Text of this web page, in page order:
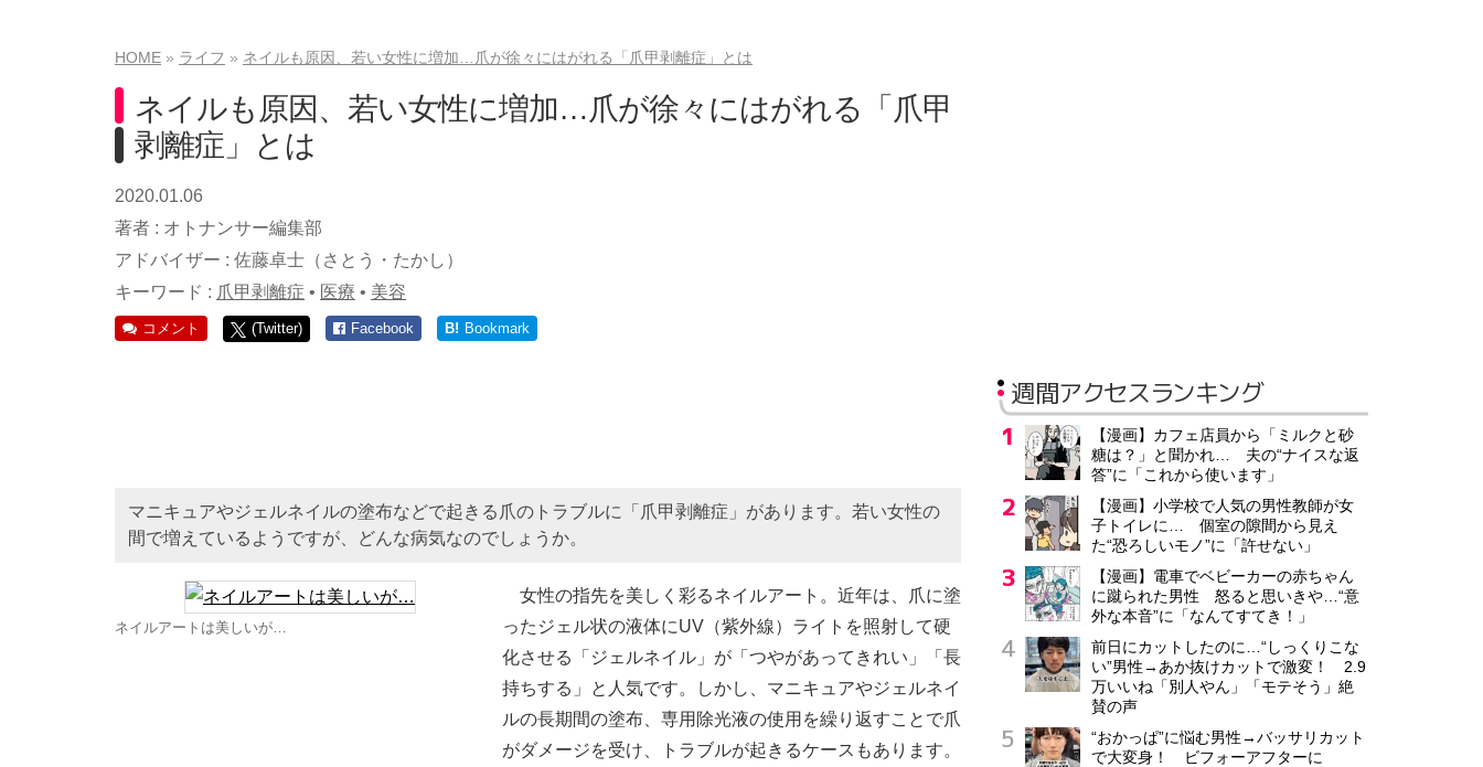
HOME ライフ ネイルも原因、若い女性に増加…爪が徐々にはがれる「爪甲剥離症」とは
ネイルも原因、若い女性に増加…爪が徐々にはがれる「爪甲
剥離症」とは
2020.01.06
著者 : オトナンサー編集部
アドバイザー : 佐藤卓士（さとう・たかし）
キーワード : 爪甲剥離症 • 医療 • 美容
コメント (Twitter) Facebook B! Bookmark
マニキュアやジェルネイルの塗布などで起きる爪のトラブルに「爪甲剥離症」があります。若い女性の
間で増えているようですが、どんな病気なのでしょうか。
ネイルアートは美しいが…
女性の指先を美しく彩るネイルアート。近年は、爪に塗
ったジェル状の液体にUV（紫外線）ライトを照射して硬
化させる「ジェルネイル」が「つやがあってきれい」「長
持ちする」と人気です。しかし、マニキュアやジェルネイ
ルの長期間の塗布、専用除光液の使用を繰り返すことで爪
がダメージを受け、トラブルが起きるケースもあります。
週間アクセスランキング
【漫画】カフェ店員から「ミルクと砂
糖は？」と聞かれ… 夫の“ナイスな返
答”に「これから使います」
【漫画】小学校で人気の男性教師が女
子トイレに… 個室の隙間から見え
た“恐ろしいモノ”に「許せない」
【漫画】電車でベビーカーの赤ちゃん
に蹴られた男性 怒ると思いきや…“意
外な本音”に「なんてすてき！」
前日にカットしたのに…“しっくりこな
い”男性→あか抜けカットで激変！ 2.9
万いいね「別人やん」「モテそう」絶
賛の声
“おかっぱ”に悩む男性→バッサリカット
で大変身！ ビフォーアフターに